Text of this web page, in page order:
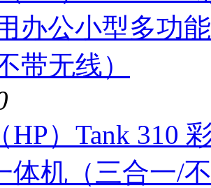
HP）Tank 310
体机（三合一/